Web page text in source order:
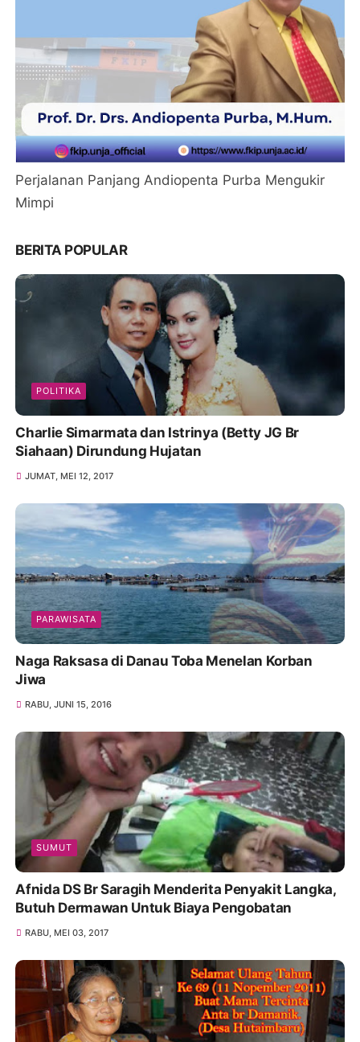
Perjalanan Panjang Andiopenta Purba Mengukir
Mimpi
BERITA POPULAR
POLITIKA
Charlie Simarmata dan Istrinya (Betty JG Br
Siahaan) Dirundung Hujatan
JUMAT, MEI 12, 2017
PARAWISATA
Naga Raksasa di Danau Toba Menelan Korban
Jiwa
RABU, JUNI 15, 2016
SUMUT
Afnida DS Br Saragih Menderita Penyakit Langka,
Butuh Dermawan Untuk Biaya Pengobatan
RABU, MEI 03, 2017